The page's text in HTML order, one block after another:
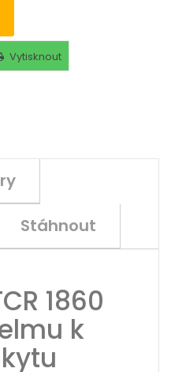
Vytisknout
Stáhnout
1860
k